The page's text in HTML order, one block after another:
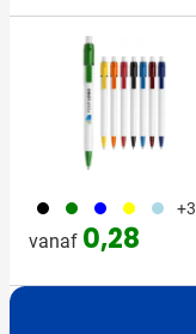
001 004 005 006 018 +3
vanaf 0,28